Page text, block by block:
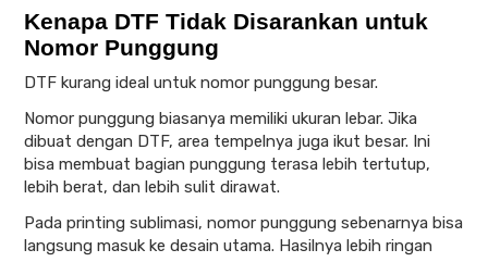
Kenapa DTF Tidak Disarankan untuk
Nomor Punggung
DTF kurang ideal untuk nomor punggung besar.
Nomor punggung biasanya memiliki ukuran lebar. Jika
dibuat dengan DTF, area tempelnya juga ikut besar. Ini
bisa membuat bagian punggung terasa lebih tertutup,
lebih berat, dan lebih sulit dirawat.
Pada printing sublimasi, nomor punggung sebenarnya bisa
langsung masuk ke desain utama. Hasilnya lebih ringan